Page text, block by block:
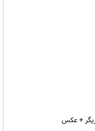
+ عکس